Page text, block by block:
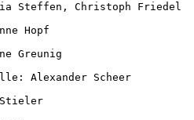
Steffen, Christoph Friedel
Hopf
Greunig
Alexander Scheer
Stieler